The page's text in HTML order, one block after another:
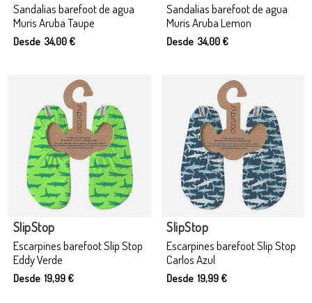
Sandalias barefoot de agua
Muris Aruba Taupe
Desde 34,00 €
Sandalias barefoot de agua
Muris Aruba Lemon
Desde 34,00 €
Escarpines barefoot Slip Stop
Eddy Verde
SlipStop
Desde 19,99 €
Escarpines barefoot Slip Stop
Carlos Azul
SlipStop
Desde 19,99 €